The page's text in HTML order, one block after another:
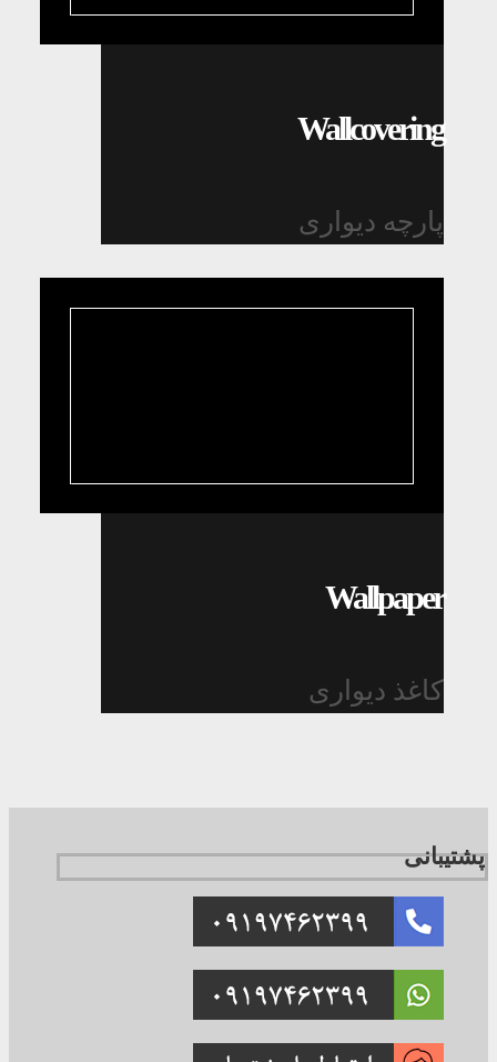
Wallcovering
پارچه دیواری
Wallpaper
کاغذ دیواری
پشتیبانی